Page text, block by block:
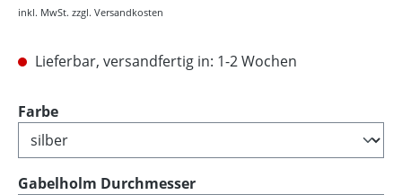
inkl. MwSt. zzgl. Versandkosten
Lieferbar, versandfertig in: 1-2 Wochen
Farbeauswählen
Gabelholm Durchmesserauswählen